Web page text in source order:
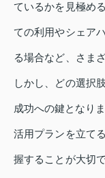
ているかを見極め
ての利用やシェア
る場合など、さま
しかし、どの選択
成功への鍵となりま
活用プランを立て
握することが大切